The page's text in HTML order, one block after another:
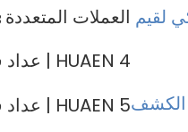
لقيم العملات المتعددة
الكشف